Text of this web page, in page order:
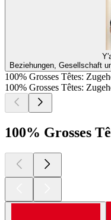
Beziehungen, Gesellschaft
100% Grosses Têtes:
100% Grosses Têtes:
100% Grosses